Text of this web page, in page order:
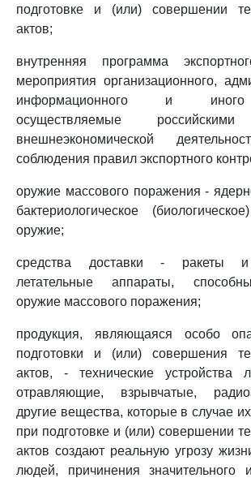
подготовке и (или) совершении
актов;
внутренняя программа
мероприятия организационного,
информационного и иного
осуществляемые российскими
внешнеэкономической
соблюдения правил экспортного
оружие массового поражения -
бактериологическое
оружие;
средства доставки - ракеты и
летательные аппараты,
оружие массового поражения;
продукция, являющаяся особо
подготовки и (или) совершения
актов, - технические устройства
отравляющие, взрывчатые,
другие вещества, которые в случае
при подготовке и (или) совершении
актов создают реальную угрозу
людей, причинения значительного